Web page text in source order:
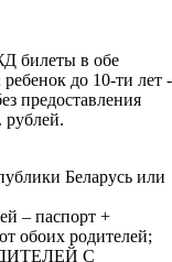
билеты в обе
до 10-ти лет -
предоставления
рублей.
Беларусь или
– паспорт +
обоих родителей;
С